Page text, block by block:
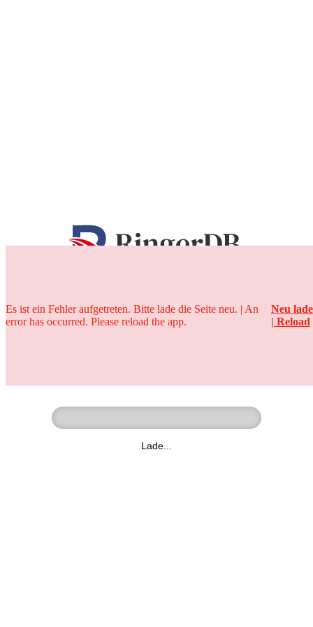
25 Jahre
Lade...
Es ist ein Fehler aufgetreten. Bitte lade die Seite neu. | An
error has occurred. Please reload the app.
Neu
| Reload